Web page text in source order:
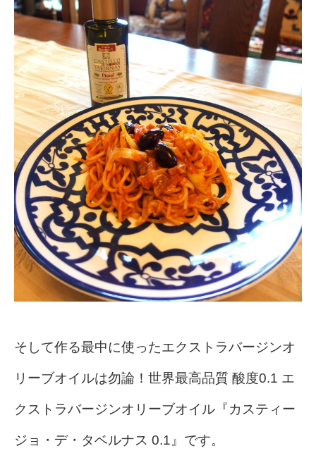
そして作る最中に使ったエクストラバージンオ
リーブオイルは勿論！世界最高品質 酸度0.1 エ
クストラバージンオリーブオイル『カスティー
ジョ・デ・タベルナス 0.1』です。